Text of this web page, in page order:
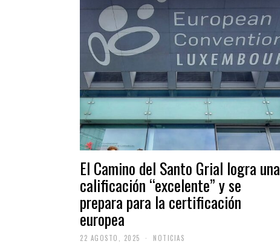
El Camino del Santo Grial logra una
calificación “excelente” y se
prepara para la certificación
europea
22 AGOSTO, 2025 NOTICIAS